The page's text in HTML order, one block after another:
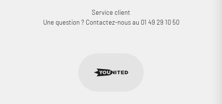
Service client
Une question ? Contactez-nous au 01 49 29 10 50